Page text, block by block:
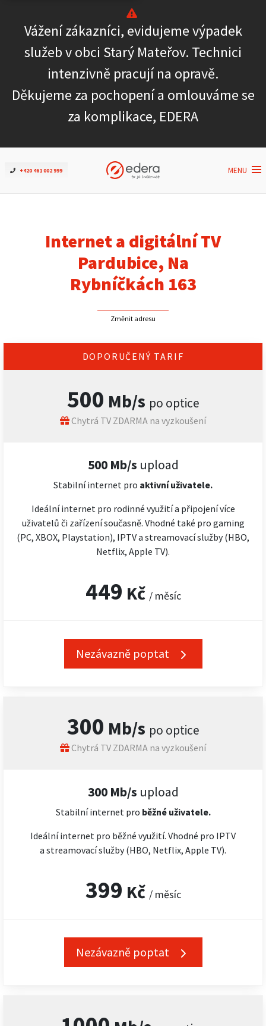
Vážení zákazníci, evidujeme výpadek
služeb v obci Starý Mateřov. Technici
intenzivně pracují na opravě.
Děkujeme za pochopení a omlouváme se
za komplikace, EDERA
+420 461 002 999 MENU
Ověřit dostupnost
Internet
ČEZNET TV
Podpora
Pro firmy
Internet a digitální TV
Pardubice, Na
Rybníčkách 163
Změnit adresu
300 Mb/s po optice
Chytrá TV ZDARMA na vyzkoušení
300 Mb/s upload
Stabilní internet pro běžné uživatele.
Ideální internet pro běžné využití. Vhodné pro IPTV
a streamovací služby (HBO, Netflix, Apple TV).
399 Kč / měsíc
Nezávazně poptat
DOPORUČENÝ TARIF
500 Mb/s po optice
Chytrá TV ZDARMA na vyzkoušení
500 Mb/s upload
Stabilní internet pro aktivní uživatele.
Ideální internet pro rodinné využití a připojení více
uživatelů či zařízení současně. Vhodné také pro gaming
(PC, XBOX, Playstation), IPTV a streamovací služby (HBO,
Netflix, Apple TV).
449 Kč / měsíc
Nezávazně poptat